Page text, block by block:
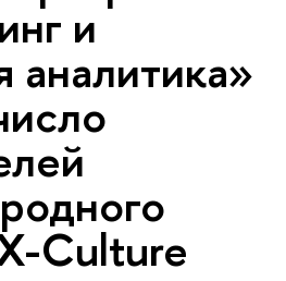
и
аналитика»
Сulture